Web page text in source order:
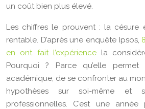
un coût bien plus élevé.
Les chiffres le prouvent : la césure
rentable. D’après une enquête Ipsos,
en ont fait l’expériencela
Pourquoi ? Parce qu’elle
académique, de se confronter au
hypothèses sur soi-même et
professionnelles. C’est une